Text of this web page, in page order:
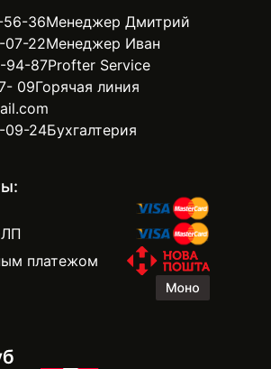
56-36Менеджер Дмитрий
07-22Менеджер Иван
94-87Profter Service
09Горячая линия
09-24Бухгалтерия
платежом